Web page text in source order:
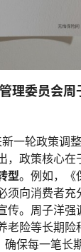
理委员会
一轮政策调
，政策核心在
型。例如，《
须向消费者充
传。周子洋强
老险等长期险
确保每一笔长